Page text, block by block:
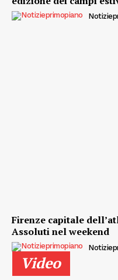
Firenze capitale
Assoluti nel weekend
Video